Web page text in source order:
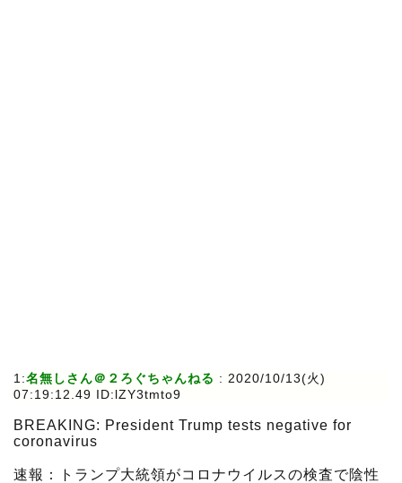
1:名無しさん＠２ろぐちゃんねる : 2020/10/13(火)
07:19:12.49 ID:lZY3tmto9
BREAKING: President Trump tests negative for
coronavirus
速報：トランプ大統領がコロナウイルスの検査で陰性